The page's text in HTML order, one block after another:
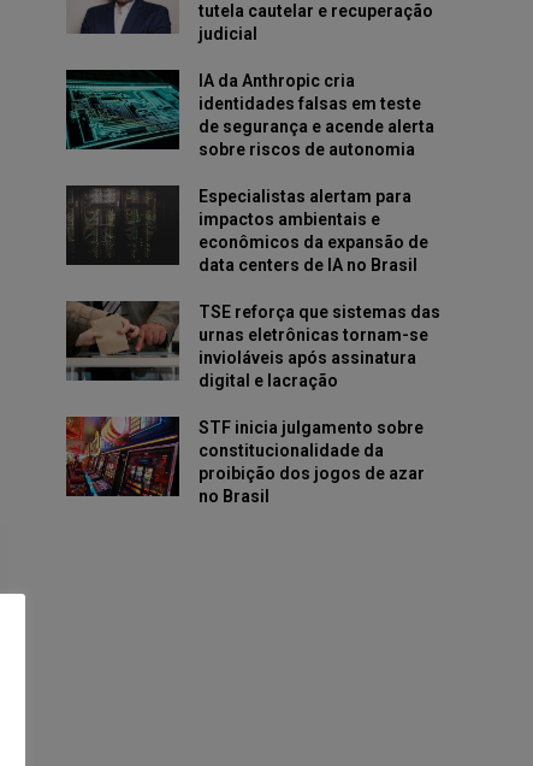
tutela cautelar e recuperação
judicial
IA da Anthropic cria
identidades falsas em teste
de segurança e acende alerta
sobre riscos de autonomia
Especialistas alertam para
impactos ambientais e
econômicos da expansão de
data centers de IA no Brasil
TSE reforça que sistemas das
urnas eletrônicas tornam-se
invioláveis após assinatura
digital e lacração
STF inicia julgamento sobre
constitucionalidade da
proibição dos jogos de azar
no Brasil